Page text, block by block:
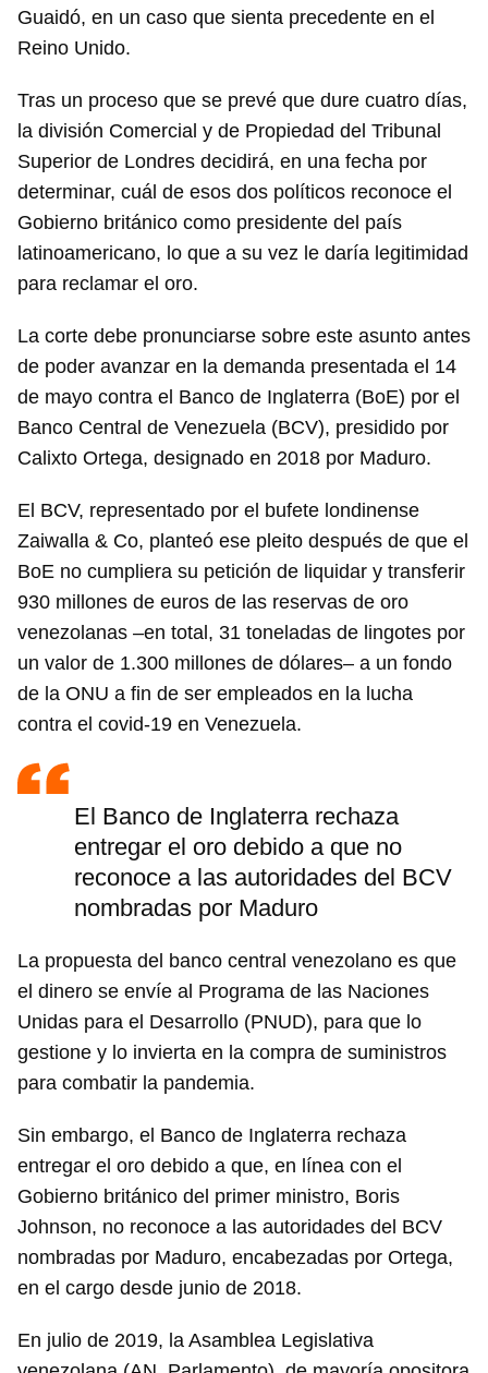
Guaidó, en un caso que sienta precedente en el
Reino Unido.
Tras un proceso que se prevé que dure cuatro días,
la división Comercial y de Propiedad del Tribunal
Superior de Londres decidirá, en una fecha por
determinar, cuál de esos dos políticos reconoce el
Gobierno británico como presidente del país
latinoamericano, lo que a su vez le daría legitimidad
para reclamar el oro.
La corte debe pronunciarse sobre este asunto antes
de poder avanzar en la demanda presentada el 14
de mayo contra el Banco de Inglaterra (BoE) por el
Banco Central de Venezuela (BCV), presidido por
Calixto Ortega, designado en 2018 por Maduro.
El BCV, representado por el bufete londinense
Zaiwalla & Co, planteó ese pleito después de que el
BoE no cumpliera su petición de liquidar y transferir
930 millones de euros de las reservas de oro
venezolanas –en total, 31 toneladas de lingotes por
un valor de 1.300 millones de dólares– a un fondo
de la ONU a fin de ser empleados en la lucha
contra el covid-19 en Venezuela.
El Banco de Inglaterra rechaza
entregar el oro debido a que no
reconoce a las autoridades del BCV
nombradas por Maduro
La propuesta del banco central venezolano es que
el dinero se envíe al Programa de las Naciones
Unidas para el Desarrollo (PNUD), para que lo
gestione y lo invierta en la compra de suministros
para combatir la pandemia.
Sin embargo, el Banco de Inglaterra rechaza
entregar el oro debido a que, en línea con el
Gobierno británico del primer ministro, Boris
Johnson, no reconoce a las autoridades del BCV
nombradas por Maduro, encabezadas por Ortega,
en el cargo desde junio de 2018.
En julio de 2019, la Asamblea Legislativa